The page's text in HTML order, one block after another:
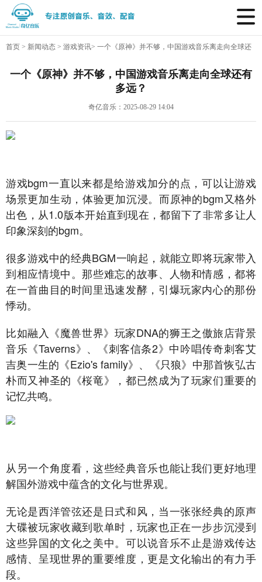
首页 > 新闻动态 > 游戏资讯> 一个《原神》并不够，中国游戏音乐离走向全球还
有多远？
一个《原神》并不够，中国游戏音乐离走向全球还有
多远？
奇亿音乐：2025-08-29 14:04
游戏bgm一直以来都是给游戏加分的点，可以让游戏
场景更加生动，体验更加沉浸。而原神的bgm又格外
出色，从1.0版本开始直到现在，都留下了非常多让人
印象深刻的bgm。
很多游戏中的经典BGM一响起，就能立即将玩家带入
到相应情境中。那些难忘的故事、人物和情感，都将
在一首曲目的时间里迅速发酵，引爆玩家内心的那份
悸动。
比如融入《魔兽世界》玩家DNA的狮王之傲旅店背景
音乐《Taverns》、《刺客信条2》中吟唱传奇刺客艾
吉奥一生的《Ezio's family》、《只狼》中那首恢弘古
朴而又神圣的《桜竜》，都已然成为了玩家们重要的
记忆共鸣。
从另一个角度看，这些经典音乐也能让我们更好地理
解国外游戏中蕴含的文化与世界观。
无论是西洋管弦还是日式和风，当一张张经典的原声
大碟被玩家收藏到歌单时，玩家也正在一步步沉浸到
这些异国的文化之美中。可以说音乐不止是游戏传达
感情、呈现世界的重要维度，更是文化输出的有力手
段。